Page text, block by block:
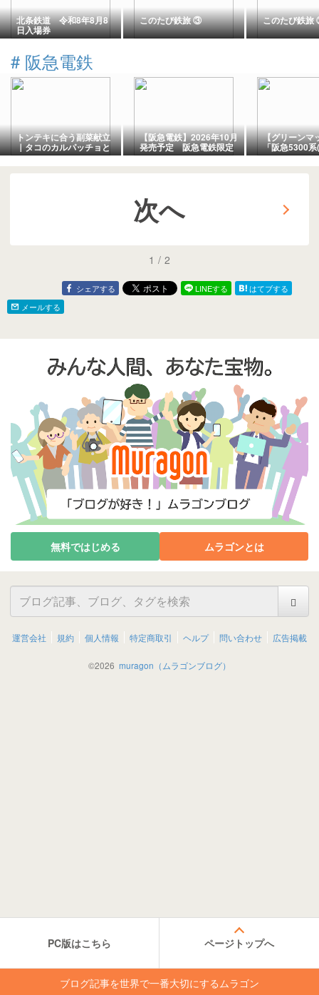
北条鉄道 令和8年8月8
日入場券
このたび鉄旅 ③ このたび鉄
# 阪急電鉄
トンテキに合う副菜献立
｜タコのカルパッチョと
出汁煮でさっぱり晩ごは
ん
【阪急電鉄】2026年10月
発売予定 阪急電鉄限定
「鉄道コレクション さよ
なら阪急6300系（嵐山線
仕様）4両セット」
Nゲージ 鉄道模型
【グリーンマ
「阪急5300
造車・5313
セット(動力
＞」鉄道模型
次へ
1 / 2
シェアする LINEする
はてブする
メールする
無料ではじめる ムラゴンとは
運営会社 規約 個人情報 特定商取引 ヘルプ 問い合わせ 広告掲載
©2026 muragon（ムラゴンブログ）
PC版はこちら ページトップへ
ブログ記事を世界で一番大切にするムラゴン